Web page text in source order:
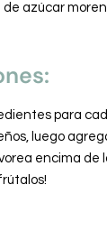
azúcar
para
luego
encima de